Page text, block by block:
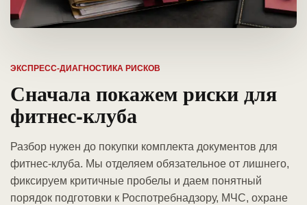
ЭКСПРЕСС-ДИАГНОСТИКА РИСКОВ
Сначала покажем риски для
фитнес-клуба
Разбор нужен до покупки комплекта документов для
фитнес-клуба. Мы отделяем обязательное от лишнего,
фиксируем критичные пробелы и даем понятный
порядок подготовки к Роспотребнадзору, МЧС, охране